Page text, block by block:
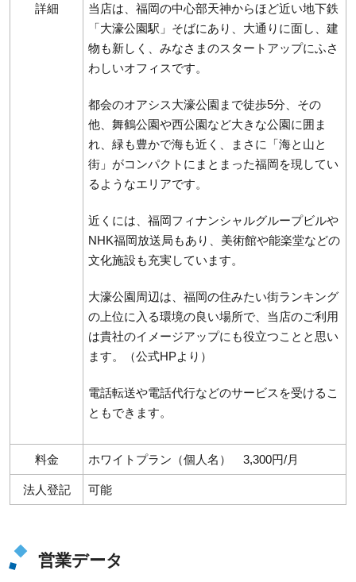
詳細
当店は、福岡の中心部天神からほど近い地下鉄
「大濠公園駅」そばにあり、大通りに面し、建
物も新しく、みなさまのスタートアップにふさ
わしいオフィスです。
都会のオアシス大濠公園まで徒歩5分、その
他、舞鶴公園や西公園など大きな公園に囲ま
れ、緑も豊かで海も近く、まさに「海と山と
街」がコンパクトにまとまった福岡を現してい
るようなエリアです。
近くには、福岡フィナンシャルグループビルや
NHK福岡放送局もあり、美術館や能楽堂などの
文化施設も充実しています。
大濠公園周辺は、福岡の住みたい街ランキング
の上位に入る環境の良い場所で、当店のご利用
は貴社のイメージアップにも役立つことと思い
ます。（公式HPより）
電話転送や電話代行などのサービスを受けるこ
ともできます。
料金 ホワイトプラン（個人名） 3,300円/月
法人登記 可能
営業データ